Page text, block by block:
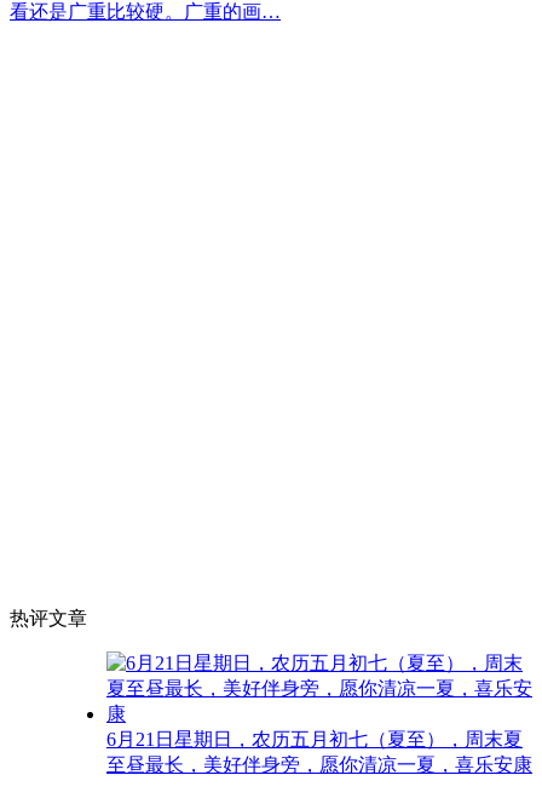
看还是广重比较硬。广重的画…
热评文章
6月21日星期日，农历五月初七（夏至），周末夏
至昼最长，美好伴身旁，愿你清凉一夏，喜乐安康